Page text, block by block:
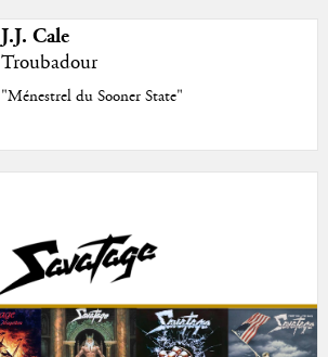
J.J. Cale
Troubadour
"Ménestrel du Sooner State"